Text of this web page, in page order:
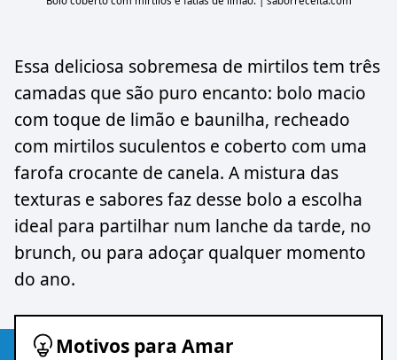
Essa deliciosa sobremesa de mirtilos tem três
camadas que são puro encanto: bolo macio
com toque de limão e baunilha, recheado
com mirtilos suculentos e coberto com uma
farofa crocante de canela. A mistura das
texturas e sabores faz desse bolo a escolha
ideal para partilhar num lanche da tarde, no
brunch, ou para adoçar qualquer momento
do ano.
Motivos para Amar